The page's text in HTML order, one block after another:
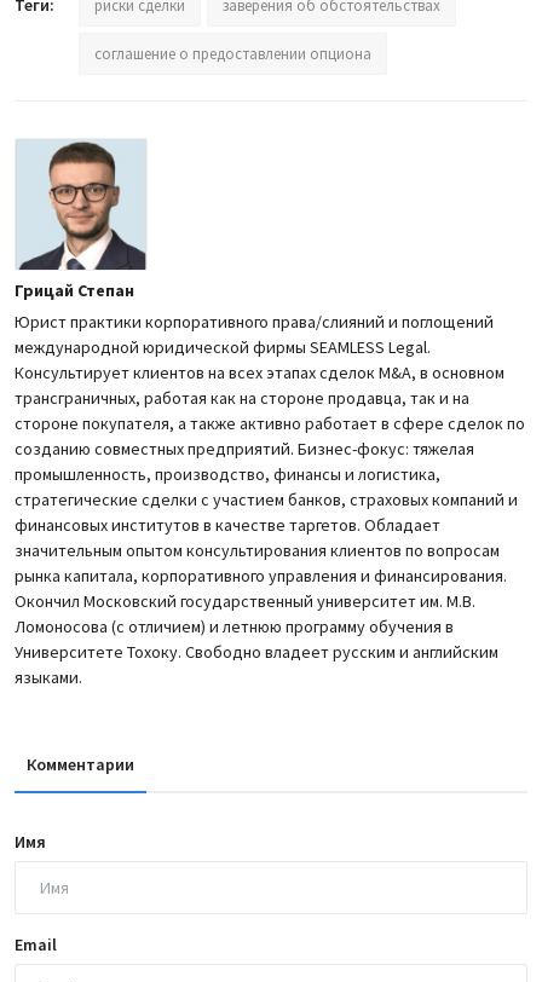
Теги: риски сделки заверения об обстоятельствах
соглашение о предоставлении опциона
Грицай Степан
Юрист практики корпоративного права/слияний и поглощений
международной юридической фирмы SEAMLESS Legal.
Консультирует клиентов на всех этапах сделок M&A, в основном
трансграничных, работая как на стороне продавца, так и на
стороне покупателя, а также активно работает в сфере сделок по
созданию совместных предприятий. Бизнес-фокус: тяжелая
промышленность, производство, финансы и логистика,
стратегические сделки с участием банков, страховых компаний и
финансовых институтов в качестве таргетов. Обладает
значительным опытом консультирования клиентов по вопросам
рынка капитала, корпоративного управления и финансирования.
Окончил Московский государственный университет им. М.В.
Ломоносова (с отличием) и летнюю программу обучения в
Университете Тохоку. Свободно владеет русским и английским
языками.
Комментарии
Имя
Email